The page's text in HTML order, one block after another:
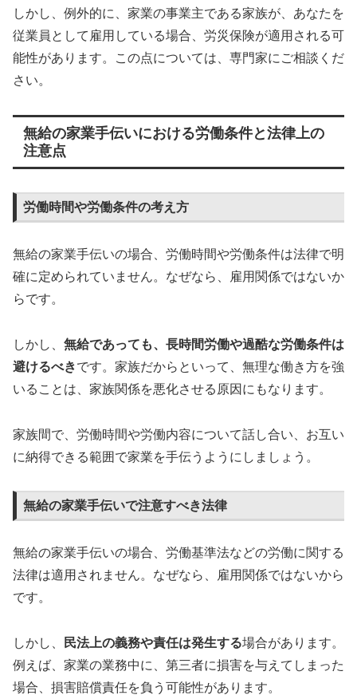
しかし、例外的に、家業の事業主である家族が、あなたを
従業員として雇用している場合、労災保険が適用される可
能性があります。この点については、専門家にご相談くだ
さい。
無給の家業手伝いにおける労働条件と法律上の
注意点
労働時間や労働条件の考え方
無給の家業手伝いの場合、労働時間や労働条件は法律で明
確に定められていません。なぜなら、雇用関係ではないか
らです。
しかし、 無給であっても、長時間労働や過酷な労働条件は
避けるべきです。家族だからといって、無理な働き方を強
いることは、家族関係を悪化させる原因にもなります。
家族間で、労働時間や労働内容について話し合い、お互い
に納得できる範囲で家業を手伝うようにしましょう。
無給の家業手伝いで注意すべき法律
無給の家業手伝いの場合、労働基準法などの労働に関する
法律は適用されません。なぜなら、雇用関係ではないから
です。
しかし、 民法上の義務や責任は発生する場合があります。
例えば、家業の業務中に、第三者に損害を与えてしまった
場合、損害賠償責任を負う可能性があります。